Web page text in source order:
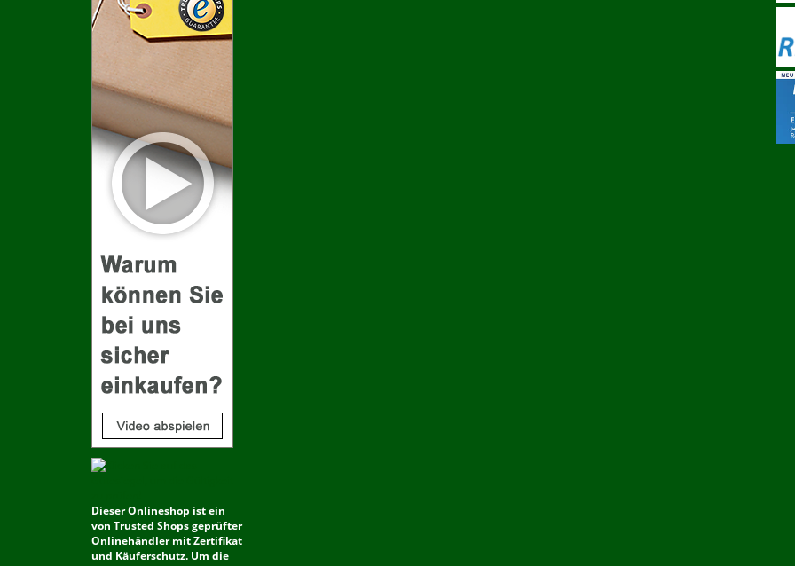
Dieser Onlineshop ist ein
von Trusted Shops geprüfter
Onlinehändler mit Zertifikat
und Käuferschutz. Um die